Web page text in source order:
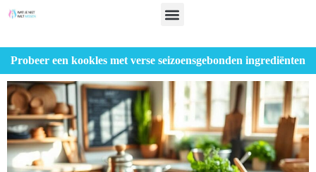
Probeer een kookles met verse seizoensgebonden ingrediënten